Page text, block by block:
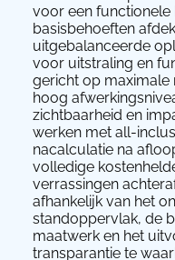
voor een
basisbehoeften
uitgebalanceerde
voor uitstraling en
gericht op maximale
hoog
zichtbaarheid en
werken met all-
nacalculatie na
volledige
verrassingen
afhankelijk van het
standoppervlak, de
maatwerk en het
transparantie te